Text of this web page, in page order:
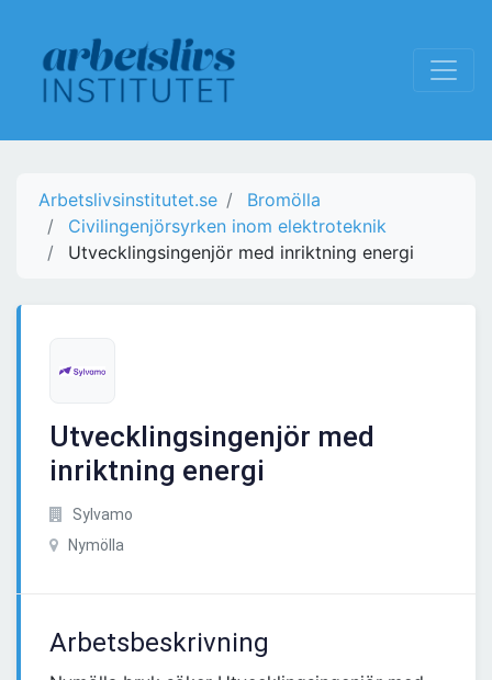
Arbetslivsinstitutet.se
Bromölla
Civilingenjörsyrken inom elektroteknik
Utvecklingsingenjör med inriktning energi
Utvecklingsingenjör med
inriktning energi
Sylvamo
Nymölla
Arbetsbeskrivning